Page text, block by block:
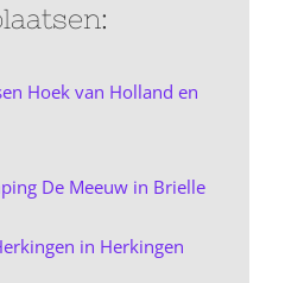
Hoek van Holland en
De Meeuw in Brielle
in Herkingen